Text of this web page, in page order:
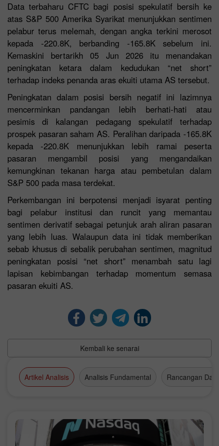
Data terbaharu CFTC bagi posisi spekulatif bersih ke
atas S&P 500 Amerika Syarikat menunjukkan sentimen
pelabur terus melemah, dengan angka terkini merosot
kepada -220.8K, berbanding -165.8K sebelum ini.
Kemaskini bertarikh 05 Jun 2026 itu menandakan
peningkatan ketara dalam kedudukan “net short”
terhadap indeks penanda aras ekuiti utama AS tersebut.
Peningkatan dalam posisi bersih negatif ini lazimnya
mencerminkan pandangan lebih berhati-hati atau
pesimis di kalangan pedagang spekulatif terhadap
prospek pasaran saham AS. Peralihan daripada -165.8K
kepada -220.8K menunjukkan lebih ramai peserta
pasaran mengambil posisi yang mengandaikan
kemungkinan tekanan harga atau pembetulan dalam
S&P 500 pada masa terdekat.
Perkembangan ini berpotensi menjadi isyarat penting
bagi pelabur institusi dan runcit yang memantau
sentimen derivatif sebagai petunjuk arah aliran pasaran
yang lebih luas. Walaupun data ini tidak memberikan
sebab khusus di sebalik perubahan sentimen, magnitud
peningkatan posisi “net short” menambah satu lagi
lapisan kebimbangan terhadap momentum semasa
pasaran ekuiti AS.
Kembali ke senarai
Artikel Analisis Analisis Fundamental Rancangan